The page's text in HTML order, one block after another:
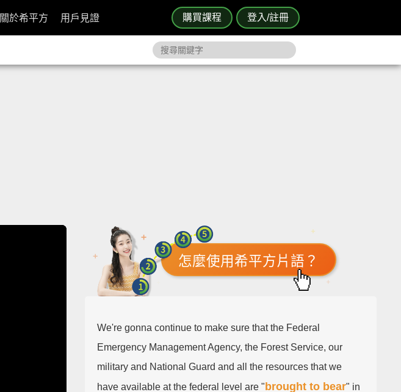
購買課程 登入/註冊
關於希平方 用戶見證
怎麼使用希平方片語？
We're gonna continue to make sure that the Federal
Emergency Management Agency, the Forest Service, our
military and National Guard and all the resources that we
have available at the federal level are "brought to bear" in